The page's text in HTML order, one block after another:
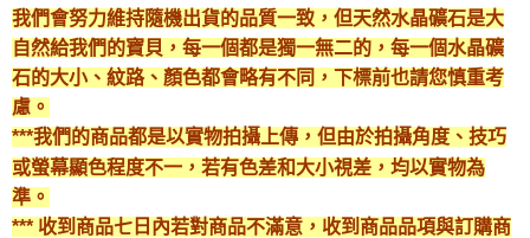
我們會努力維持隨機出貨的品質一致，但天然水晶礦石是大
自然給我們的寶貝，每一個都是獨一無二的，每一個水晶礦
石的大小、紋路、顏色都會略有不同，下標前也請您慎重考
慮。
***我們的商品都是以實物拍攝上傳，但由於拍攝角度、技巧
或螢幕顯色程度不一，若有色差和大小視差，均以實物為
準。
*** 收到商品七日內若對商品不滿意，收到商品品項與訂購商